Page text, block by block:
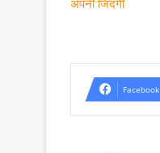
अपनी जिंदगी
Facebook